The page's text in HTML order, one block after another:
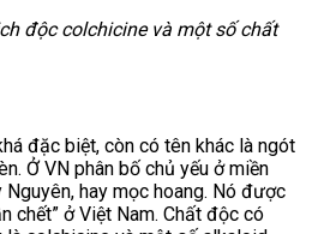
độc colchicine và một số chất
đặc biệt, còn có tên khác là ngót
Ở VN phân bố chủ yếu ở miền
hay mọc hoang. Nó được
chết” ở Việt Nam. Chất độc có